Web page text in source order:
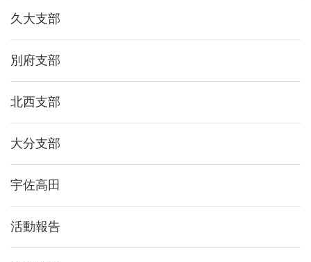
久大支部
別府支部
北西支部
大分支部
宇佐高田
活動報告